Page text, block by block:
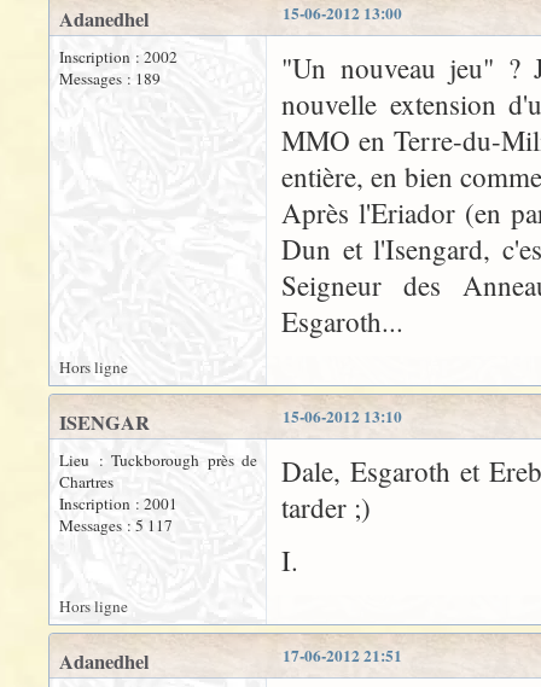
15-06-2012 13:00
Adanedhel
Inscription : 2002
Messages : 189
"Un nouveau jeu" ?
nouvelle extension
MMO en Terre-du-
entière, en bien
Après l'Eriador (en
Dun et l'Isengard,
Seigneur des
Esgaroth...
Hors ligne
15-06-2012 13:10
ISENGAR
Lieu : Tuckborough près de
Chartres
Inscription : 2001
Messages : 5 117
Dale, Esgaroth et
tarder ;)
I.
Hors ligne
17-06-2012 21:51
Adanedhel